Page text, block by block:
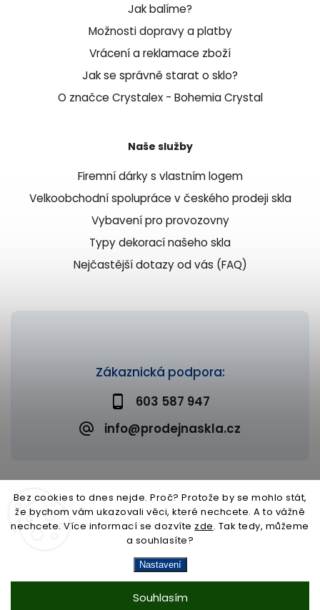
Bez cookies to dnes nejde. Proč? Protože by se mohlo stát,
že bychom vám ukazovali věci, které nechcete. A to vážně
nechcete. Více informací se dozvíte zde. Tak tedy, můžeme
a souhlasíte?
Nastavení
Souhlasím
Zákaznická podpora:
603 587 947
info@prodejnaskla.cz
Jak balíme?
Možnosti dopravy a platby
Vrácení a reklamace zboží
Jak se správně starat o sklo?
O značce Crystalex - Bohemia Crystal
Naše služby
Firemní dárky s vlastním logem
Velkoobchodní spolupráce v českého prodeji skla
Vybavení pro provozovny
Typy dekorací našeho skla
Nejčastější dotazy od vás (FAQ)
Copyright 2026Prodejna skla. Všechna práva vyhrazena.
Upravit nastavení cookies
Shoptet| Design